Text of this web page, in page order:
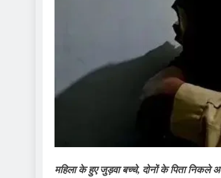
महिला के हुए जुड़वा बच्चे, दोनों के पिता निकले